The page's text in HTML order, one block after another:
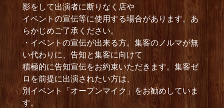
影をして出演者に断りなく店や
イベントの宣伝等に使用する場合があります。あ
らかじめご了承ください。
・イベントの宣伝が出来る方。集客のノルマが無
い代わりに、告知と集客に向けて
積極的に告知宣伝をお約束いただきます。集客ゼ
ロを前提に出演されたい方は、
別イベント「オープンマイク」をお勧めしていま
す。